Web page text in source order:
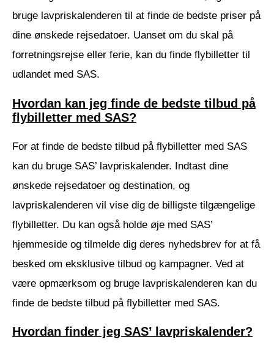
bruge lavpriskalenderen til at finde de bedste priser på
dine ønskede rejsedatoer. Uanset om du skal på
forretningsrejse eller ferie, kan du finde flybilletter til
udlandet med SAS.
Hvordan kan jeg finde de bedste tilbud på
flybilletter med SAS?
For at finde de bedste tilbud på flybilletter med SAS
kan du bruge SAS’ lavpriskalender. Indtast dine
ønskede rejsedatoer og destination, og
lavpriskalenderen vil vise dig de billigste tilgængelige
flybilletter. Du kan også holde øje med SAS’
hjemmeside og tilmelde dig deres nyhedsbrev for at få
besked om eksklusive tilbud og kampagner. Ved at
være opmærksom og bruge lavpriskalenderen kan du
finde de bedste tilbud på flybilletter med SAS.
Hvordan finder jeg SAS’ lavpriskalender?